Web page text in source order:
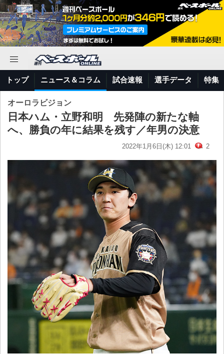
トップ ニュース＆コラム 試合速報 選手データ 特集
オーロラビジョン
日本ハム・立野和明 先発陣の新たな軸
へ、勝負の年に結果を残す／年男の決意
2022年1月6日(木) 12:01 2